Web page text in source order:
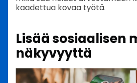
kaadettua kovaa työtä.
Lisää sosiaalisen
näkyvyyttä